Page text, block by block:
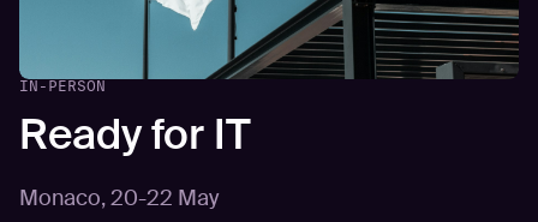
IN-PERSON
Ready for IT
Monaco,20-22 May